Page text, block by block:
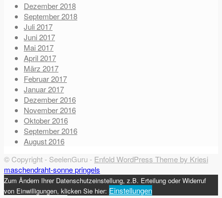
Dezember 2018
September 2018
Juli 2017
Juni 2017
Mai 2017
April 2017
März 2017
Februar 2017
Januar 2017
Dezember 2016
November 2016
Oktober 2016
September 2016
August 2016
© Copyright - SeelenGuru - Enfold WordPress Theme by Kriesi
maschendraht-sonnepringels
Zum Ändern Ihrer Datenschutzeinstellung, z.B. Erteilung oder Widerruf
von Einwilligungen, klicken Sie hier: Einstellungen